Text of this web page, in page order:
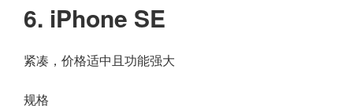
6. iPhone SE
紧凑，价格适中且功能强大
规格